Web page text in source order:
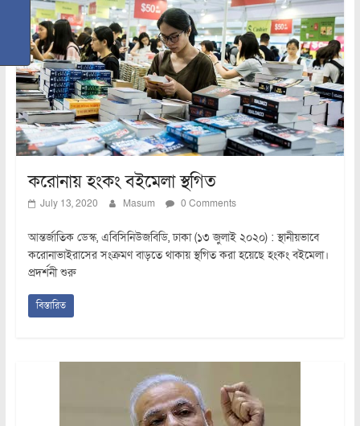
করোনায় হংকং বইমেলা স্থগিত
July 13, 2020 Masum 0 Comments
আন্তর্জাতিক ডেস্ক, এবিসিনিউজবিডি, ঢাকা (১৩ জুলাই ২০২০) : স্থানীয়ভাবে
করোনাভাইরাসের সংক্রমণ বাড়তে থাকায় স্থগিত করা হয়েছে হংকং বইমেলা।
প্রদর্শনী শুরু
বিস্তারিত